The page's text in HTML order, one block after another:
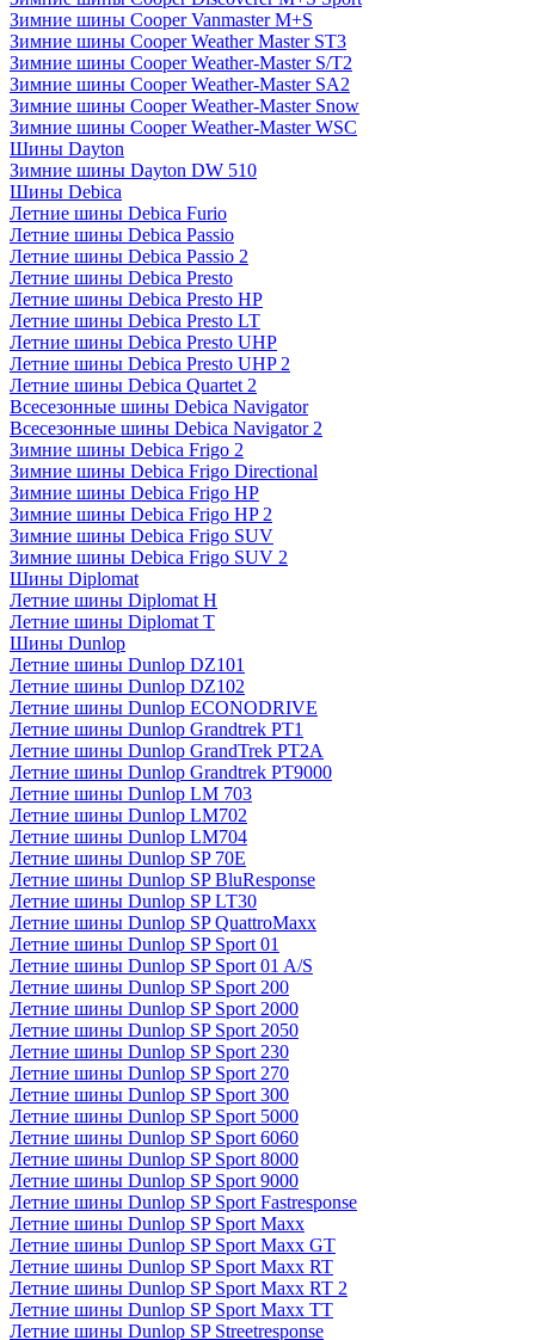
Зимние шины Cooper Vanmaster M+S
Зимние шины Cooper Weather Master ST3
Зимние шины Cooper Weather-Master S/T2
Зимние шины Cooper Weather-Master SA2
Зимние шины Cooper Weather-Master Snow
Зимние шины Cooper Weather-Master WSC
Шины Dayton
Зимние шины Dayton DW 510
Шины Debica
Летние шины Debica Furio
Летние шины Debica Passio
Летние шины Debica Passio 2
Летние шины Debica Presto
Летние шины Debica Presto HP
Летние шины Debica Presto LT
Летние шины Debica Presto UHP
Летние шины Debica Presto UHP 2
Летние шины Debica Quartet 2
Всесезонные шины Debica Navigator
Всесезонные шины Debica Navigator 2
Зимние шины Debica Frigo 2
Зимние шины Debica Frigo Directional
Зимние шины Debica Frigo HP
Зимние шины Debica Frigo HP 2
Зимние шины Debica Frigo SUV
Зимние шины Debica Frigo SUV 2
Шины Diplomat
Летние шины Diplomat H
Летние шины Diplomat T
Шины Dunlop
Летние шины Dunlop DZ101
Летние шины Dunlop DZ102
Летние шины Dunlop ECONODRIVE
Летние шины Dunlop Grandtrek PT1
Летние шины Dunlop GrandTrek PT2A
Летние шины Dunlop Grandtrek PT9000
Летние шины Dunlop LM 703
Летние шины Dunlop LM702
Летние шины Dunlop LM704
Летние шины Dunlop SP 70E
Летние шины Dunlop SP BluResponse
Летние шины Dunlop SP LT30
Летние шины Dunlop SP QuattroMaxx
Летние шины Dunlop SP Sport 01
Летние шины Dunlop SP Sport 01 A/S
Летние шины Dunlop SP Sport 200
Летние шины Dunlop SP Sport 2000
Летние шины Dunlop SP Sport 2050
Летние шины Dunlop SP Sport 230
Летние шины Dunlop SP Sport 270
Летние шины Dunlop SP Sport 300
Летние шины Dunlop SP Sport 5000
Летние шины Dunlop SP Sport 6060
Летние шины Dunlop SP Sport 8000
Летние шины Dunlop SP Sport 9000
Летние шины Dunlop SP Sport Fastresponse
Летние шины Dunlop SP Sport Maxx
Летние шины Dunlop SP Sport Maxx GT
Летние шины Dunlop SP Sport Maxx RT
Летние шины Dunlop SP Sport Maxx RT 2
Летние шины Dunlop SP Sport Maxx TT
Летние шины Dunlop SP Streetresponse